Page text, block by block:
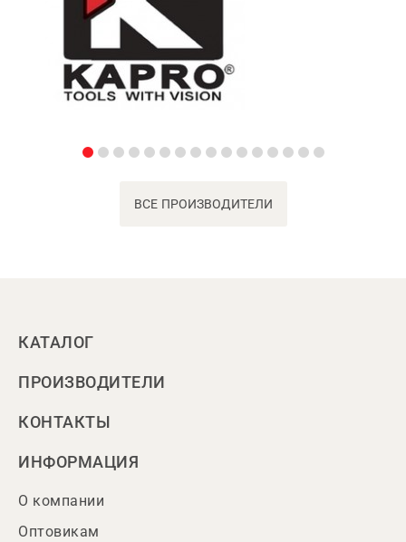
ВСЕ ПРОИЗВОДИТЕЛИ
КАТАЛОГ
ПРОИЗВОДИТЕЛИ
КОНТАКТЫ
ИНФОРМАЦИЯ
О компании
Оптовикам